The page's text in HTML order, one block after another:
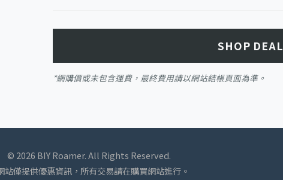
SHOP DEAL
*網購價或未包含運費，最終費用請以網站結帳頁面為準。
© 2026 BIY Roamer. All Rights Reserved.
站僅提供優惠資訊，所有交易請在購買網站進行。